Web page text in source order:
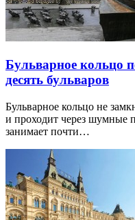
Бульварное кольцо
десять бульваров
Бульварное кольцо не
и проходит через
занимает почти…